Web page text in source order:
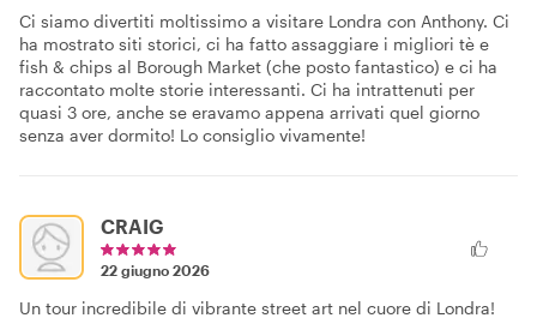
Ci siamo divertiti moltissimo a visitare Londra con Anthony. Ci
ha mostrato siti storici, ci ha fatto assaggiare i migliori tè e
fish & chips al Borough Market (che posto fantastico) e ci ha
raccontato molte storie interessanti. Ci ha intrattenuti per
quasi 3 ore, anche se eravamo appena arrivati quel giorno
senza aver dormito! Lo consiglio vivamente!
CRAIG
22 giugno 2026
Un tour incredibile di vibrante street art nel cuore di Londra!